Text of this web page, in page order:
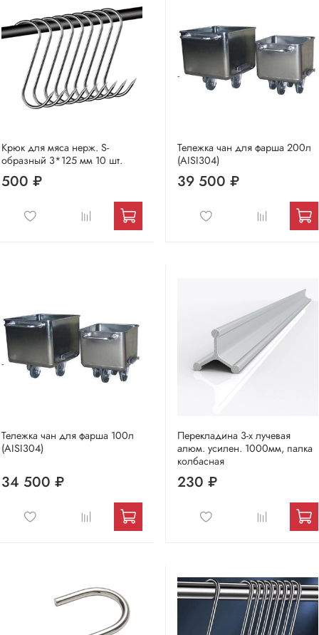
Крюк для мяса нерж. S-
образный 3*125 мм 10 шт.
500 ₽
Тележка чан для фарша 200л
(AISI304)
39 500 ₽
Тележка чан для фарша 100л
(AISI304)
34 500 ₽
Перекладина 3-х лучевая
алюм. усилен. 1000мм, палка
колбасная
230 ₽